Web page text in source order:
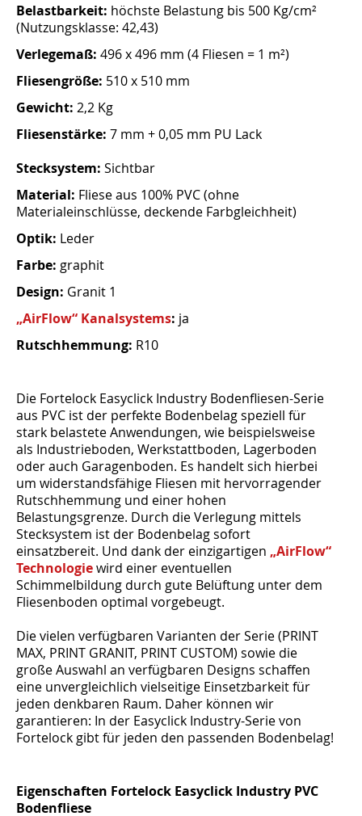
Belastbarkeit: höchste Belastung bis 500 Kg/cm²
(Nutzungsklasse: 42,43)
Verlegemaß: 496 x 496 mm (4 Fliesen = 1 m²)
Fliesengröße: 510 x 510 mm
Gewicht: 2,2 Kg
Fliesenstärke: 7 mm + 0,05 mm PU Lack
Stecksystem: Sichtbar
Material: Fliese aus 100% PVC (ohne
Materialeinschlüsse, deckende Farbgleichheit)
Optik: Leder
Farbe: graphit
Design: Granit 1
„AirFlow“ Kanalsystems: ja
Rutschhemmung: R10
Die Fortelock Easyclick Industry Bodenfliesen-Serie
aus PVC ist der perfekte Bodenbelag speziell für
stark belastete Anwendungen, wie beispielsweise
als Industrieboden, Werkstattboden, Lagerboden
oder auch Garagenboden. Es handelt sich hierbei
um widerstandsfähige Fliesen mit hervorragender
Rutschhemmung und einer hohen
Belastungsgrenze. Durch die Verlegung mittels
Stecksystem ist der Bodenbelag sofort
einsatzbereit. Und dank der einzigartigen „AirFlow“
Technologiewird einer eventuellen
Schimmelbildung durch gute Belüftung unter dem
Fliesenboden optimal vorgebeugt.
Die vielen verfügbaren Varianten der Serie (PRINT
MAX, PRINT GRANIT, PRINT CUSTOM) sowie die
große Auswahl an verfügbaren Designs schaffen
eine unvergleichlich vielseitige Einsetzbarkeit für
jeden denkbaren Raum. Daher können wir
garantieren: In der Easyclick Industry-Serie von
Fortelock gibt für jeden den passenden Bodenbelag!
Eigenschaften Fortelock Easyclick Industry PVC
Bodenfliese